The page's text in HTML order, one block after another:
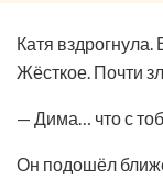
Катя вздрогнула.
Жёсткое. Почти
— Дима… что с
Он подошёл